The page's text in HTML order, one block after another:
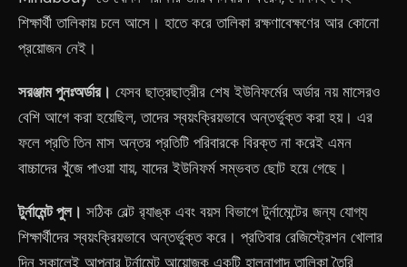
শিক্ষার্থী তালিকায় চলে আসে। হাতে করে তালিকা রক্ষণাবেক্ষণের আর কোনো
প্রয়োজন নেই।
সরঞ্জাম পুনঃঅর্ডার। যেসব ছাত্রছাত্রীর শেষ ইউনিফর্মের অর্ডার নয় মাসেরও
বেশি আগে করা হয়েছিল, তাদের স্বয়ংক্রিয়ভাবে অন্তর্ভুক্ত করা হয়। এর
ফলে প্রতি তিন মাস অন্তর প্রতিটি পরিবারকে বিরক্ত না করেই এমন
বাচ্চাদের খুঁজে পাওয়া যায়, যাদের ইউনিফর্ম সম্ভবত ছোট হয়ে গেছে।
টুর্নামেন্ট পুল। সঠিক বেল্ট র‍্যাঙ্ক এবং বয়স বিভাগে টুর্নামেন্টের জন্য যোগ্য
শিক্ষার্থীদের স্বয়ংক্রিয়ভাবে অন্তর্ভুক্ত করে। প্রতিবার রেজিস্ট্রেশন খোলার
দিন সকালেই আপনার টুর্নামেন্ট আয়োজক একটি হালনাগাদ তালিকা তৈরি